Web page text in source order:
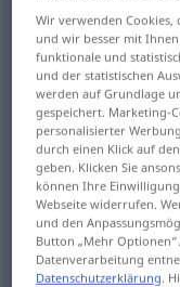
leave,go(away),
leave gehen eine
quit geheneine
Wir verwenden Cookies,
und wir besser mit
funktionale und
und der statistischen
werden auf Grundlage
gespeichert. Marketing-
personalisierter
durch einen Klick auf
geben. Klicken Sie
können Ihre
Webseite widerrufen.
und den
Button „Mehr
Datenverarbeitung
Datenschutzerklärung.